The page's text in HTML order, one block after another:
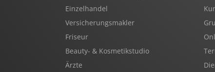
Einzelhandel
Versicherungsmakler
Friseur
Beauty- & Kosmetikstudio
Ärzte